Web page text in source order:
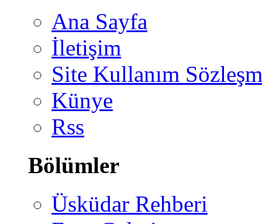
Ana Sayfa
İletişim
Site Kullanım
Künye
Rss
Bölümler
Üsküdar Rehberi